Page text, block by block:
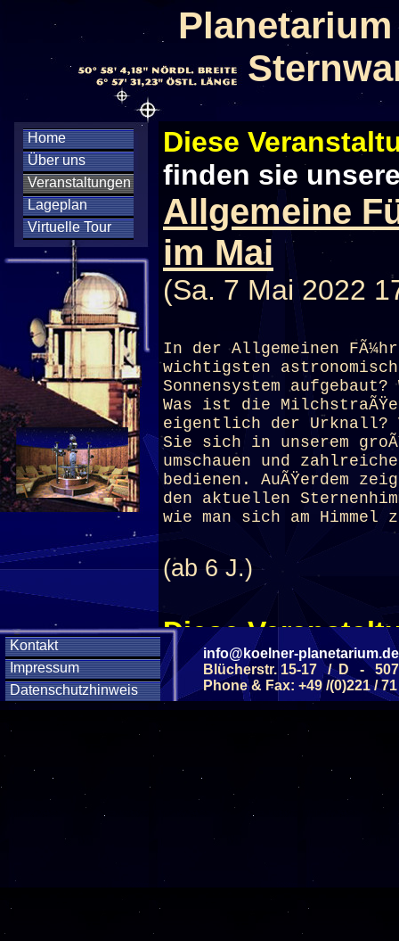
Home
Über uns
Veranstaltungen
Lageplan
Virtuelle Tour
Kontakt
Impressum
Datenschutzhinweis
Diese
finden sie
Allgemeine
im Mai
(Sa. 7 Mai 2022
In der Allgemeinen
wichtigsten
Sonnensystem
Was ist die
eigentlich der Urknall?
Sie sich in unserem
umschauen und
bedienen. AuÃŸerdem
den aktuellen
wie man sich am
(ab 6 J.)
Diese
Klicken Sie Hier
Diese
Wochentag
SAMSTAG
info@koelner-planetarium.de
Blücherstr. 15-17 / D -
Phone & Fax: +49 /(0)221 /